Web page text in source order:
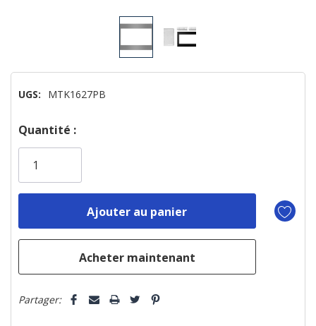
UGS: MTK1627PB
Dépêchez-
vous!
plus
Quantité :
Partager: